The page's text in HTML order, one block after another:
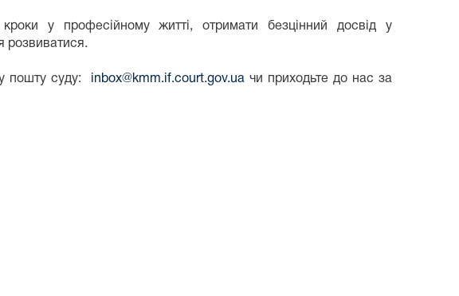
у професійному житті, отримати безцінний досвід у
розвиватися.
пошту суду: inbox@kmm.if.court.gov.ua чи приходьте до нас за